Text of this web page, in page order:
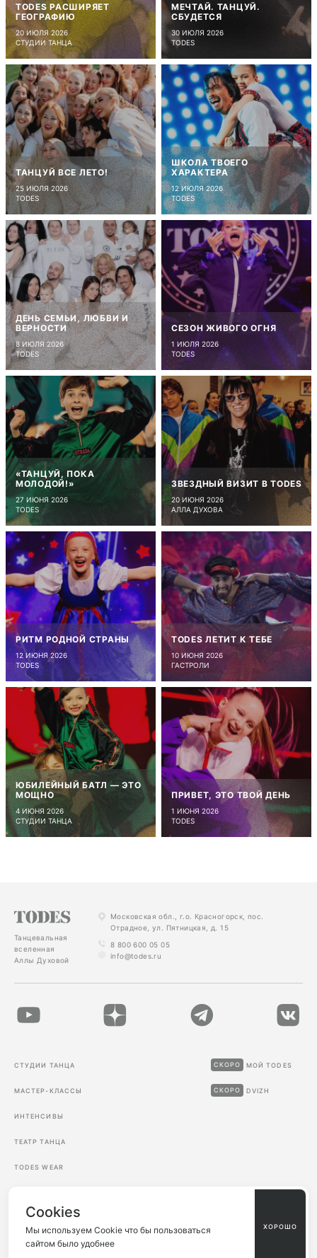
TODES РАСШИРЯЕТ
ГЕОГРАФИЮ
20 ИЮЛЯ 2026
СТУДИИ ТАНЦА
МЕЧТАЙ. ТАНЦУЙ.
СБУДЕТСЯ
30 ИЮЛЯ 2026
TODES
ТАНЦУЙ ВСЕ ЛЕТО!
25 ИЮЛЯ 2026
TODES
ШКОЛА ТВОЕГО
ХАРАКТЕРА
12 ИЮЛЯ 2026
TODES
ДЕНЬ СЕМЬИ, ЛЮБВИ И
ВЕРНОСТИ
8 ИЮЛЯ 2026
TODES
СЕЗОН ЖИВОГО ОГНЯ
1 ИЮЛЯ 2026
TODES
«ТАНЦУЙ, ПОКА
МОЛОДОЙ!»
27 ИЮНЯ 2026
TODES
ЗВЕЗДНЫЙ ВИЗИТ В TODES
20 ИЮНЯ 2026
АЛЛА ДУХОВА
РИТМ РОДНОЙ СТРАНЫ
12 ИЮНЯ 2026
TODES
TODES ЛЕТИТ К ТЕБЕ
10 ИЮНЯ 2026
ГАСТРОЛИ
ЮБИЛЕЙНЫЙ БАТЛ — ЭТО
МОЩНО
4 ИЮНЯ 2026
СТУДИИ ТАНЦА
ПРИВЕТ, ЭТО ТВОЙ ДЕНЬ
1 ИЮНЯ 2026
TODES
Танцевальная
вселенная
Аллы Духовой
Московская обл., г.о. Красногорск, пос.
Отрадное, ул. Пятницкая, д. 15
8 800 600 05 05
info@todes.ru
СТУДИИ ТАНЦА
МАСТЕР-КЛАССЫ
ИНТЕНСИВЫ
ТЕАТР ТАНЦА
TODES WEAR
СКОРО МОЙ TODES
СКОРО DVIZH
Пользовательское
соглашение
конфиденциальности
Cookies
Мы используем Cookie что бы пользоваться
сайтом было удобнее
ХОРОШО